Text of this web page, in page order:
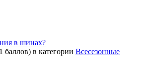
в шинах?
баллов) в категории Всесезонные